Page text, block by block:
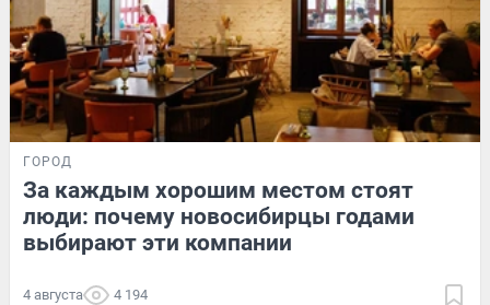
ГОРОД
За каждым хорошим местом стоят
люди: почему новосибирцы годами
выбирают эти компании
4 августа 4 194